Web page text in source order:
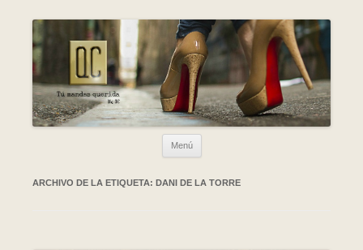
Menú
ARCHIVO DE LA ETIQUETA: DANI DE LA TORRE